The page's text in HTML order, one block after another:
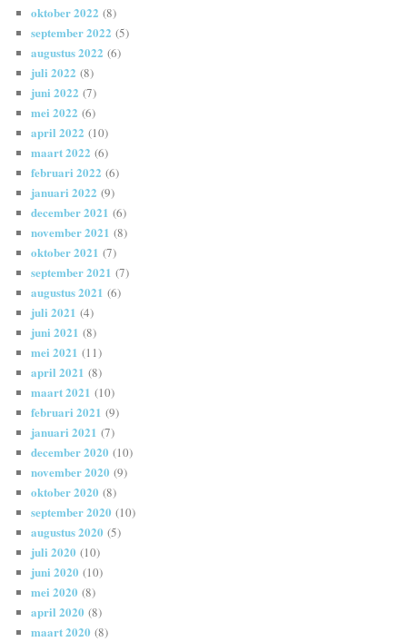
oktober 2022 (8)
september 2022 (5)
augustus 2022 (6)
juli 2022 (8)
juni 2022 (7)
mei 2022 (6)
april 2022 (10)
maart 2022 (6)
februari 2022 (6)
januari 2022 (9)
december 2021 (6)
november 2021 (8)
oktober 2021 (7)
september 2021 (7)
augustus 2021 (6)
juli 2021 (4)
juni 2021 (8)
mei 2021 (11)
april 2021 (8)
maart 2021 (10)
februari 2021 (9)
januari 2021 (7)
december 2020 (10)
november 2020 (9)
oktober 2020 (8)
september 2020 (10)
augustus 2020 (5)
juli 2020 (10)
juni 2020 (10)
mei 2020 (8)
april 2020 (8)
maart 2020 (8)